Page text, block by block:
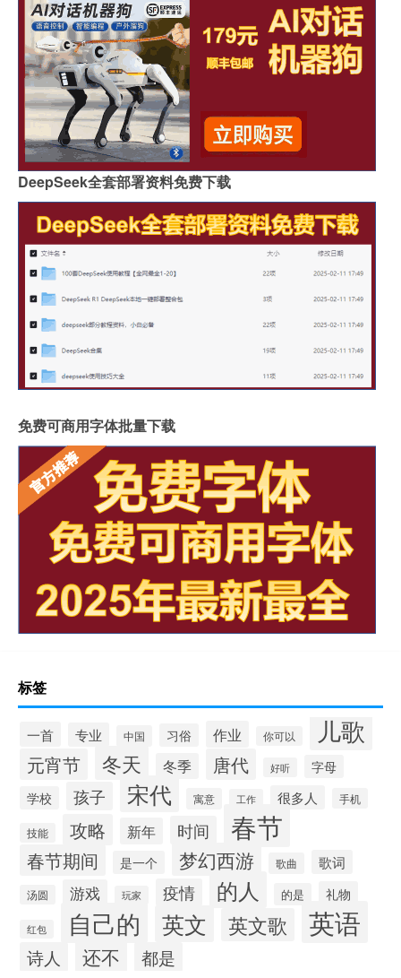
DeepSeek全套部署资料免费下载
免费可商用字体批量下载
标签
一首 专业 中国 习俗 作业 你可以 儿歌
元宵节 冬天 冬季 唐代 好听
字母
学校
孩子 宋代 寓意 工作 很多人 手机
技能 攻略 新年 时间 春节
春节期间 是一个 梦幻西游 歌曲 歌词
汤圆 游戏 玩家 疫情 的人 的是 礼物
红包 自己的 英文 英文歌 英语
诗人 还不 都是